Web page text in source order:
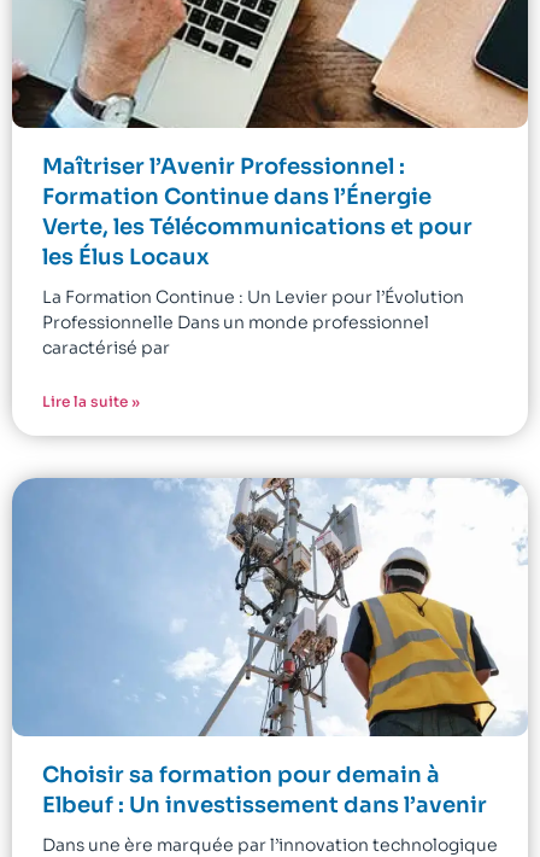
Maîtriser l’Avenir Professionnel :
Formation Continue dans l’Énergie
Verte, les Télécommunications et pour
les Élus Locaux
La Formation Continue : Un Levier pour l’Évolution
Professionnelle Dans un monde professionnel
caractérisé par
Lire la suite »
Choisir sa formation pour demain à
Elbeuf : Un investissement dans l’avenir
Dans une ère marquée par l’innovation technologique